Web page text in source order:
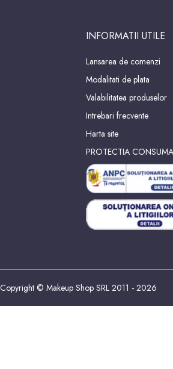
INFORMATII UTILE
Lansarea de comenzi
Modalitati de plata
Valabilitatea produselor
Intrebari frecvente
Harta site
PROTECTIA
Copyright © Makeup Shop SRL 2011 - 2026